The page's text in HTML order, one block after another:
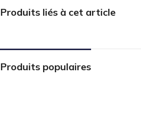
Produits liés à cet article
Produits populaires